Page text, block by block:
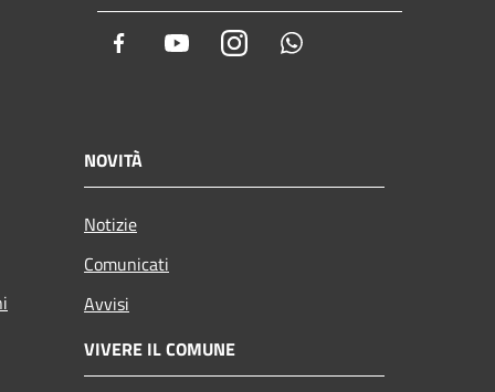
Facebook YoutubeInstagram
NOVITÀ
Notizie
Comunicati
Avvisi
VIVERE IL COMUNE